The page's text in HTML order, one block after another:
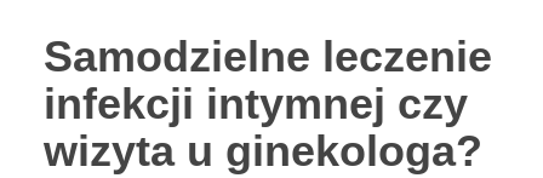
Samodzielne leczenie
infekcji intymnej czy
wizyta u ginekologa?